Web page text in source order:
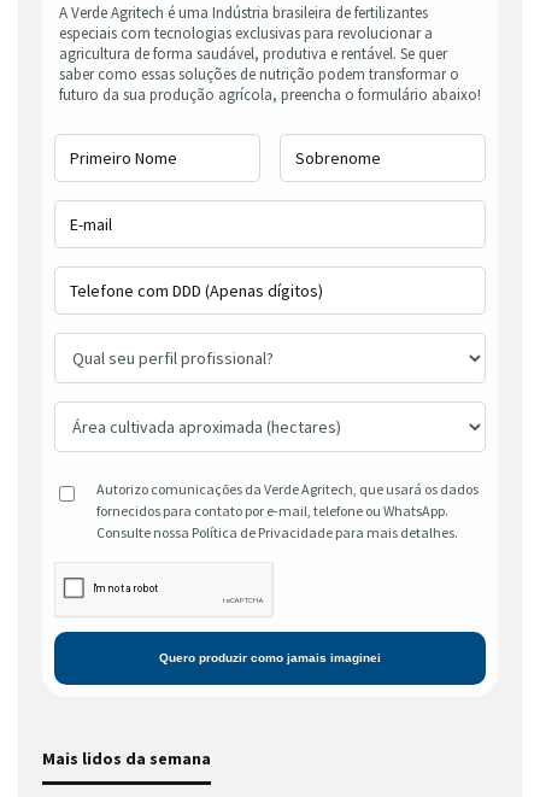
A Verde Agritech é uma Indústria brasileira de fertilizantes
especiais com tecnologias exclusivas para revolucionar a
agricultura de forma saudável, produtiva e rentável. Se quer
saber como essas soluções de nutrição podem transformar o
futuro da sua produção agrícola, preencha o formulário abaixo!
Autorizo comunicações da Verde Agritech, que usará os dados
fornecidos para contato por e-mail, telefone ou WhatsApp.
Consulte nossa Política de Privacidade para mais detalhes.
Mais lidos da semana